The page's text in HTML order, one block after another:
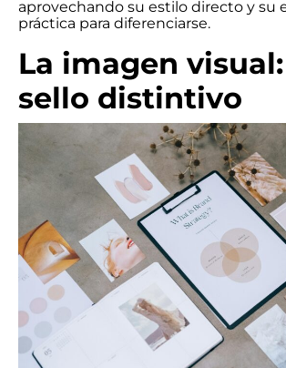
aprovechando su estilo directo y su
práctica para diferenciarse.
La imagen
sello distintivo